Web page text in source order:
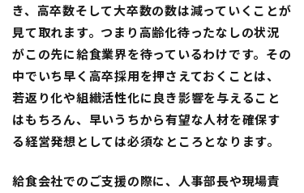
き、高卒数そして大卒数の数は減っていくことが
見て取れます。つまり高齢化待ったなしの状況
がこの先に給食業界を待っているわけです。その
中でいち早く高卒採用を押さえておくことは、
若返り化や組織活性化に良き影響を与えること
はもちろん、早いうちから有望な人材を確保す
る経営発想としては必須なところとなります。
給食会社でのご支援の際に、人事部長や現場責